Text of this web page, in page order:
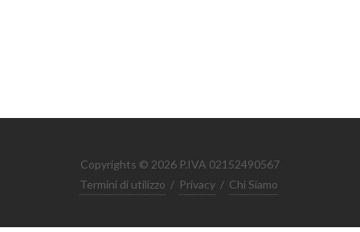
Copyrights © 2026 P.IVA 02152490567
Termini di utilizzo / Privacy / Chi Siamo